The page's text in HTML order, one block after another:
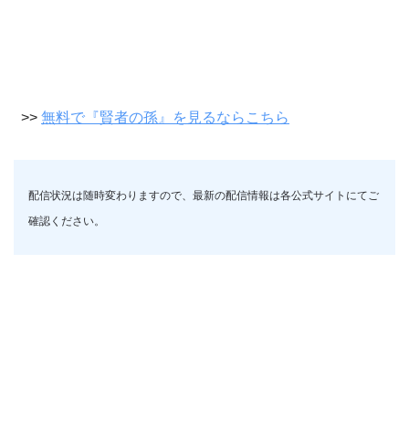
>> 無料で『賢者の孫』を見るならこちら
配信状況は随時変わりますので、最新の配信情報は各公式サイトにてご
確認ください。